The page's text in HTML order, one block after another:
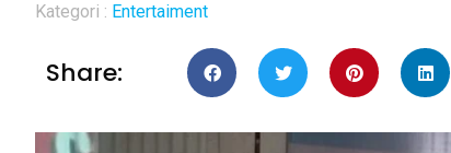
Kategori : Entertaiment
Share: